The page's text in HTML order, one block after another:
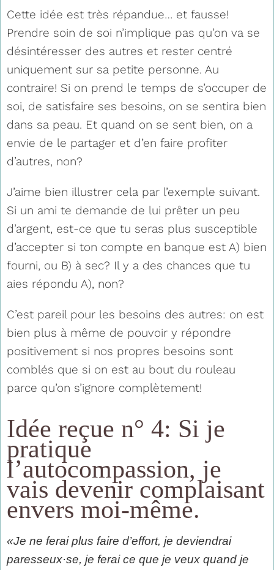
Cette idée est très répandue… et fausse!
Prendre soin de soi n’implique pas qu’on va se
désintéresser des autres et rester centré
uniquement sur sa petite personne. Au
contraire! Si on prend le temps de s’occuper de
soi, de satisfaire ses besoins, on se sentira bien
dans sa peau. Et quand on se sent bien, on a
envie de le partager et d’en faire profiter
d’autres, non?
J’aime bien illustrer cela par l’exemple suivant.
Si un ami te demande de lui prêter un peu
d’argent, est-ce que tu seras plus susceptible
d’accepter si ton compte en banque est A) bien
fourni, ou B) à sec? Il y a des chances que tu
aies répondu A), non?
C’est pareil pour les besoins des autres: on est
bien plus à même de pouvoir y répondre
positivement si nos propres besoins sont
comblés que si on est au bout du rouleau
parce qu’on s’ignore complètement!
Idée reçue n° 4: Si je
pratique
l’autocompassion, je
vais devenir complaisant
envers moi-même.
«Je ne ferai plus faire d’effort, je deviendrai
paresseux·se, je ferai ce que je veux quand je